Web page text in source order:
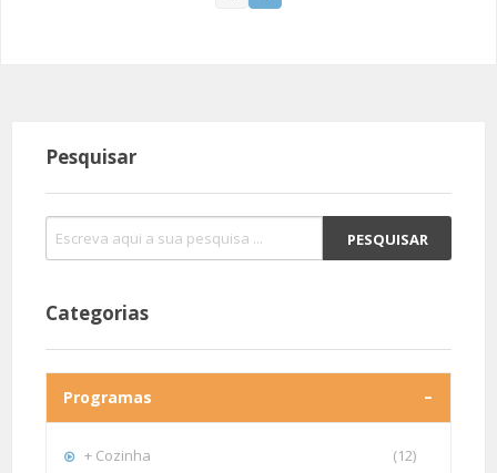
Pesquisar
Categorias
Programas
+ Cozinha (12)